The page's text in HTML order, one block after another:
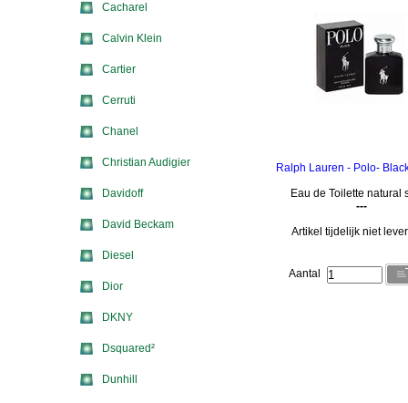
Cacharel
Calvin Klein
Cartier
Cerruti
Chanel
Christian Audigier
Davidoff
David Beckam
Diesel
Dior
DKNY
Dsquared²
Dunhill
Ralph Lauren - Polo-
Eau de Toilette natural
---
Artikel tijdelijk niet
Aantal